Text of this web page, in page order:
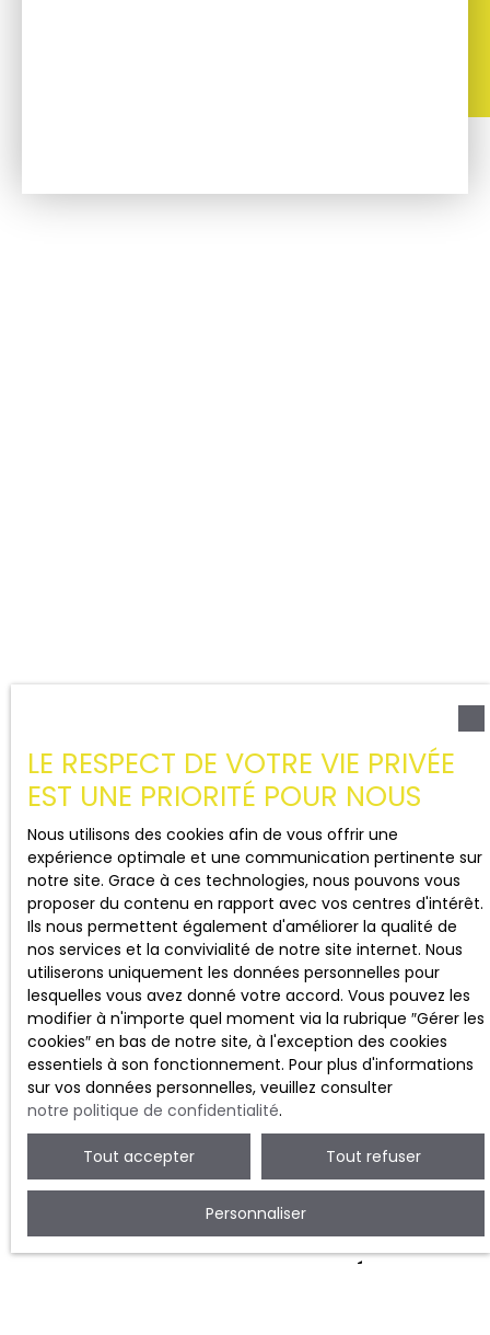
Pourquoi vendre en viager
avec Ariane Immobilier ?
ACCOMPAGNEMENT PERSONNALISÉ
LE RESPECT DE VOTRE VIE PRIVÉE
EST UNE PRIORITÉ POUR NOUS
Nous utilisons des cookies afin de vous offrir une
expérience optimale et une communication pertinente sur
notre site. Grace à ces technologies, nous pouvons vous
proposer du contenu en rapport avec vos centres d'intérêt.
Ils nous permettent également d'améliorer la qualité de
nos services et la convivialité de notre site internet. Nous
utiliserons uniquement les données personnelles pour
lesquelles vous avez donné votre accord. Vous pouvez les
modifier à n'importe quel moment via la rubrique ″Gérer les
cookies″ en bas de notre site, à l'exception des cookies
essentiels à son fonctionnement. Pour plus d'informations
sur vos données personnelles, veuillez consulter
notre politique de confidentialité.
Tout accepter Tout refuser
Personnaliser